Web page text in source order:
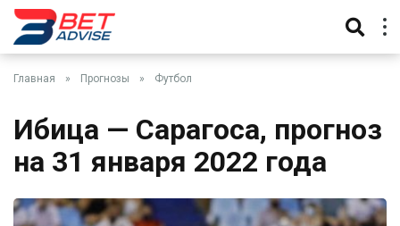
Главная » Прогнозы » Футбол
Ибица — Сарагоса, прогноз
на 31 января 2022 года